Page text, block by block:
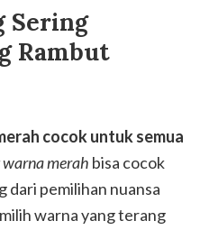
Sering
Rambut
cocok untuk semua
merah bisa cocok
dari pemilihan nuansa
warna yang terang